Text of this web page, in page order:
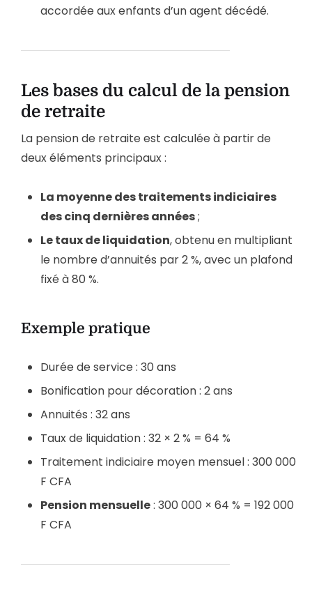
accordée aux enfants d’un agent décédé.
Les bases du calcul de la pension
de retraite
La pension de retraite est calculée à partir de
deux éléments principaux :
La moyenne des traitements indiciaires
des cinq dernières années;
Le taux de liquidation, obtenu en multipliant
le nombre d’annuités par 2 %, avec un plafond
fixé à 80 %.
Exemple pratique
Durée de service : 30 ans
Bonification pour décoration : 2 ans
Annuités : 32 ans
Taux de liquidation : 32 × 2 % = 64 %
Traitement indiciaire moyen mensuel : 300 000
F CFA
Pension mensuelle: 300 000 × 64 % = 192 000
F CFA